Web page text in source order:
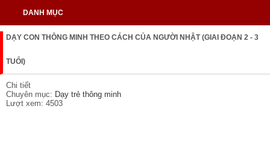
DANH MỤC
DẠY CON THÔNG MINH THEO CÁCH CỦA NGƯỜI NHẬT (GIAI ĐOẠN 2 - 3
TUỔI)
Chi tiết
Chuyên mục: Dạy trẻ thông minh
Lượt xem: 4503